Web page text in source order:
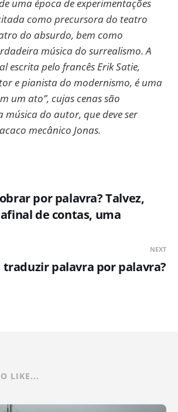
uma época de experimentações
como precursora do teatro
do absurdo, bem como
música do surrealismo. A
escrita pelo francês Erik Satie,
e pianista do modernismo, é uma
um ato”, cujas cenas são
música do autor, que deve ser
mecânico Jonas.
por palavra? Talvez,
de contas, uma
NEXT
traduzir palavra por palavra?
LIKE...